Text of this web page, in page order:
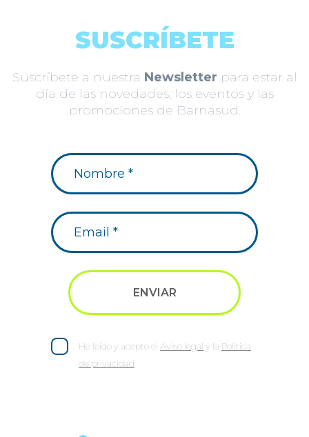
SUSCRÍBETE
Suscríbete a nuestra Newsletter para estar al
día de las novedades, los eventos y las
promociones de Barnasud.
He leído y acepto el Aviso legal y la Política
de privacidad